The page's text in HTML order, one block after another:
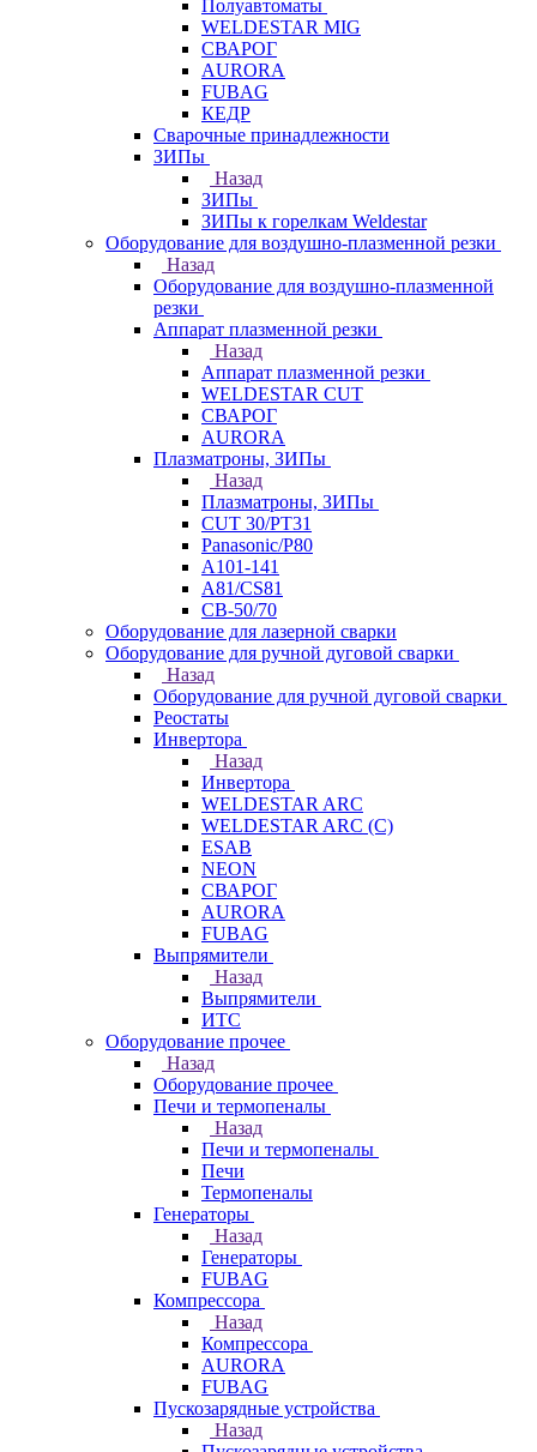
Полуавтоматы
WELDESTAR MIG
СВАРОГ
AURORA
FUBAG
КЕДР
Сварочные принадлежности
ЗИПы
Назад
ЗИПы
ЗИПы к горелкам Weldestar
Оборудование для воздушно-плазменной резки
Назад
Оборудование для воздушно-плазменной
резки
Аппарат плазменной резки
Назад
Аппарат плазменной резки
WELDESTAR CUT
СВАРОГ
AURORA
Плазматроны, ЗИПы
Назад
Плазматроны, ЗИПы
CUT 30/PT31
Panasonic/P80
А101-141
А81/CS81
СВ-50/70
Оборудование для лазерной сварки
Оборудование для ручной дуговой сварки
Назад
Оборудование для ручной дуговой сварки
Реостаты
Инвертора
Назад
Инвертора
WELDESTAR ARC
WELDESTAR ARC (С)
ESAB
NEON
СВАРОГ
AURORA
FUBAG
Выпрямители
Назад
Выпрямители
ИТС
Оборудование прочее
Назад
Оборудование прочее
Печи и термопеналы
Назад
Печи и термопеналы
Печи
Термопеналы
Генераторы
Назад
Генераторы
FUBAG
Компрессора
Назад
Компрессора
AURORA
FUBAG
Пускозарядные устройства
Назад